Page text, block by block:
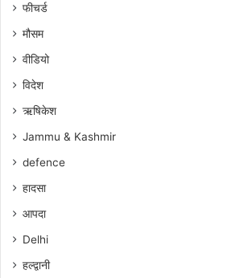
फीचर्ड
मौसम
वीडियो
विदेश
ऋषिकेश
Jammu & Kashmir
defence
हादसा
आपदा
Delhi
हल्द्वानी